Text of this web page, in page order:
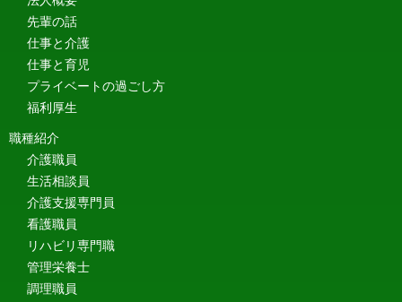
先輩の話
仕事と介護
仕事と育児
プライベートの過ごし方
福利厚生
職種紹介
介護職員
生活相談員
介護支援専門員
看護職員
リハビリ専門職
管理栄養士
調理職員